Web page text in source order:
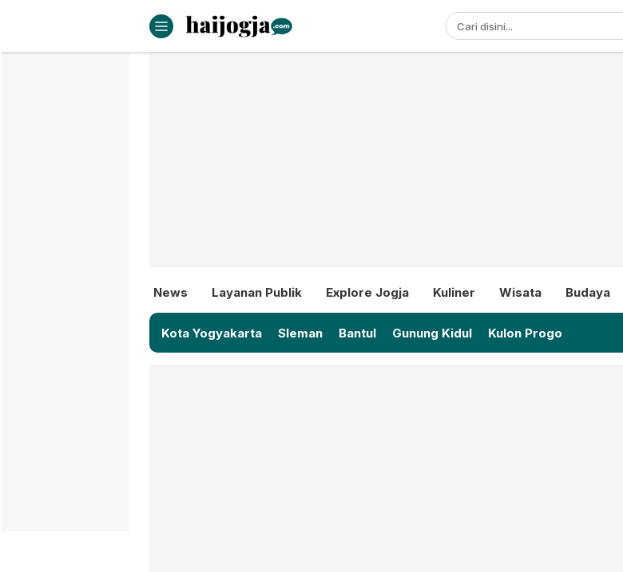
haijogja.com
Berita Jogja Terbaru dan Terkini
News Layanan Publik Explore Jogja Kuliner Wisata Budaya
Kota Yogyakarta Sleman Bantul Gunung Kidul Kulon Progo